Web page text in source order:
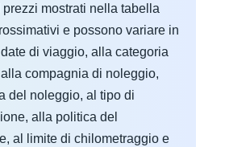
I prezzi mostrati nella tabella
e possono variare in
di viaggio, alla categoria
alla compagnia di noleggio,
del noleggio, al tipo di
alla politica del
al limite di chilometraggio e